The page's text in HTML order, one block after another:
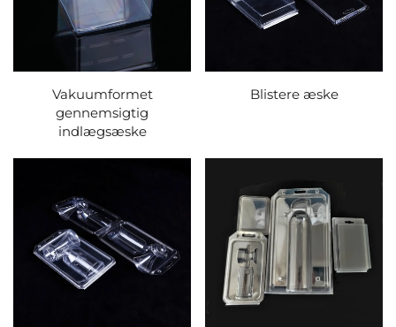
Vakuumformet
gennemsigtig
indlægsæske
Blistere æske